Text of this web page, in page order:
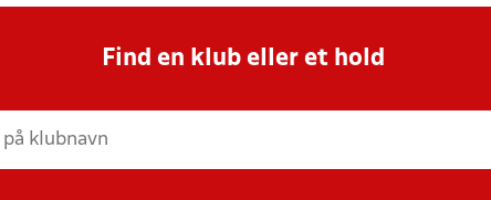
Find en klub eller et hold